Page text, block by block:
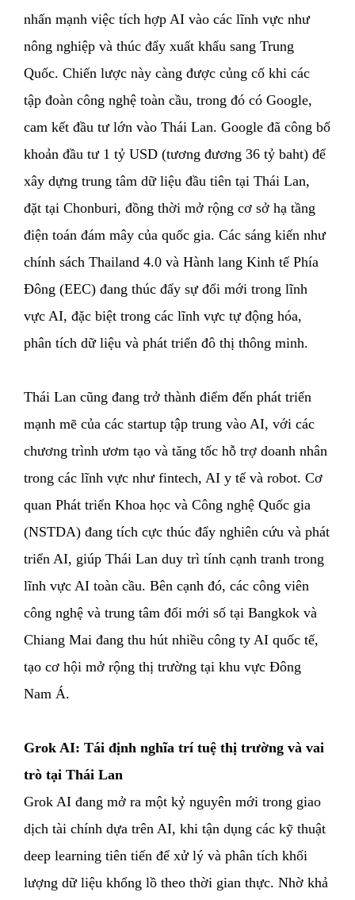
nhấn mạnh việc tích hợp AI vào các lĩnh vực như
nông nghiệp và thúc đẩy xuất khẩu sang Trung
Quốc. Chiến lược này càng được củng cố khi các
tập đoàn công nghệ toàn cầu, trong đó có Google,
cam kết đầu tư lớn vào Thái Lan. Google đã công bố
khoản đầu tư 1 tỷ USD (tương đương 36 tỷ baht) để
xây dựng trung tâm dữ liệu đầu tiên tại Thái Lan,
đặt tại Chonburi, đồng thời mở rộng cơ sở hạ tầng
điện toán đám mây của quốc gia. Các sáng kiến như
chính sách Thailand 4.0 và Hành lang Kinh tế Phía
Đông (EEC) đang thúc đẩy sự đổi mới trong lĩnh
vực AI, đặc biệt trong các lĩnh vực tự động hóa,
phân tích dữ liệu và phát triển đô thị thông minh.
Thái Lan cũng đang trở thành điểm đến phát triển
mạnh mẽ của các startup tập trung vào AI, với các
chương trình ươm tạo và tăng tốc hỗ trợ doanh nhân
trong các lĩnh vực như fintech, AI y tế và robot. Cơ
quan Phát triển Khoa học và Công nghệ Quốc gia
(NSTDA) đang tích cực thúc đẩy nghiên cứu và phát
triển AI, giúp Thái Lan duy trì tính cạnh tranh trong
lĩnh vực AI toàn cầu. Bên cạnh đó, các công viên
công nghệ và trung tâm đổi mới số tại Bangkok và
Chiang Mai đang thu hút nhiều công ty AI quốc tế,
tạo cơ hội mở rộng thị trường tại khu vực Đông
Nam Á.
Grok AI: Tái định nghĩa trí tuệ thị trường và vai
trò tại Thái Lan
Grok AI đang mở ra một kỷ nguyên mới trong giao
dịch tài chính dựa trên AI, khi tận dụng các kỹ thuật
deep learning tiên tiến để xử lý và phân tích khối
lượng dữ liệu khổng lồ theo thời gian thực. Nhờ khả